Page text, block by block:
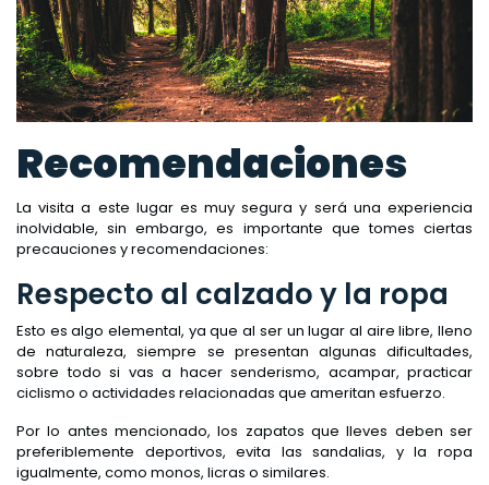
Recomendaciones
La visita a este lugar es muy segura y será una experiencia
inolvidable, sin embargo, es importante que tomes ciertas
precauciones y recomendaciones:
Respecto al calzado y la ropa
Esto es algo elemental, ya que al ser un lugar al aire libre, lleno
de naturaleza, siempre se presentan algunas dificultades,
sobre todo si vas a hacer senderismo, acampar, practicar
ciclismo o actividades relacionadas que ameritan esfuerzo.
Por lo antes mencionado, los zapatos que lleves deben ser
preferiblemente deportivos, evita las sandalias, y la ropa
igualmente, como monos, licras o similares.